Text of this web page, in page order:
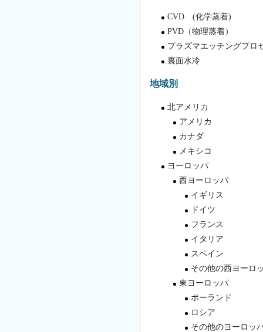
CVD (化学蒸着)
PVD（物理蒸着）
プラズマエッチングプロ
裏面水冷
地域別
北アメリカ
アメリカ
カナダ
メキシコ
ヨーロッパ
西ヨーロッパ
イギリス
ドイツ
フランス
イタリア
スペイン
その他の西ヨーロ
東ヨーロッパ
ポーランド
ロシア
その他のヨーロッ